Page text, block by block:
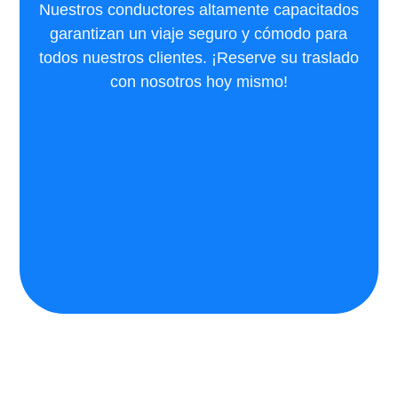
Nuestros conductores altamente capacitados
garantizan un viaje seguro y cómodo para
todos nuestros clientes. ¡Reserve su traslado
con nosotros hoy mismo!